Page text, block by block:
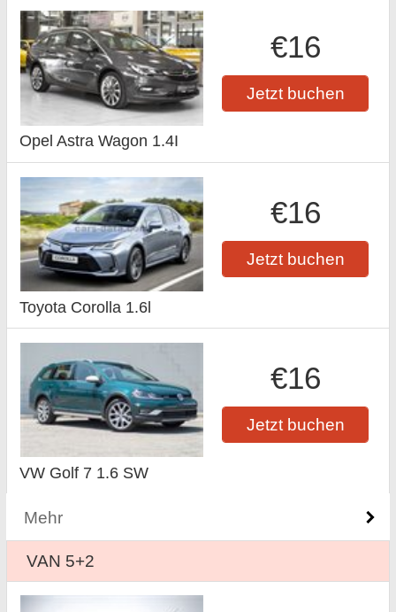
€16
Jetzt buchen
Opel Astra Wagon 1.4I
€16
Jetzt buchen
Toyota Corolla 1.6l
€16
Jetzt buchen
VW Golf 7 1.6 SW
Mehr
VAN 5+2